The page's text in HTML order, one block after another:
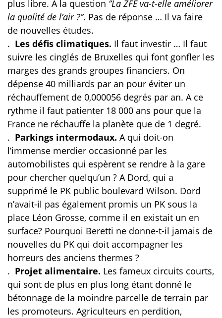
plus libre. A la question ‘’La ZFE va-t-elle améliorer
la qualité de l’air ?’’. Pas de réponse … Il va faire
de nouvelles études.
. Les défis climatiques. Il faut investir … Il faut
suivre les cinglés de Bruxelles qui font gonfler les
marges des grands groupes financiers. On
dépense 40 milliards par an pour éviter un
réchauffement de 0,000056 degrés par an. A ce
rythme il faut patienter 18 000 ans pour que la
France ne réchauffe la planète que de 1 degré.
. Parkings intermodaux. A qui doit-on
l’immense merdier occasionné par les
automobilistes qui espèrent se rendre à la gare
pour chercher quelqu’un ? A Dord, qui a
supprimé le PK public boulevard Wilson. Dord
n’avait-il pas également promis un PK sous la
place Léon Grosse, comme il en existait un en
surface? Pourquoi Beretti ne donne-t-il jamais de
nouvelles du PK qui doit accompagner les
horreurs des anciens thermes ?
. Projet alimentaire. Les fameux circuits courts,
qui sont de plus en plus long étant donné le
bétonnage de la moindre parcelle de terrain par
les promoteurs. Agriculteurs en perdition,